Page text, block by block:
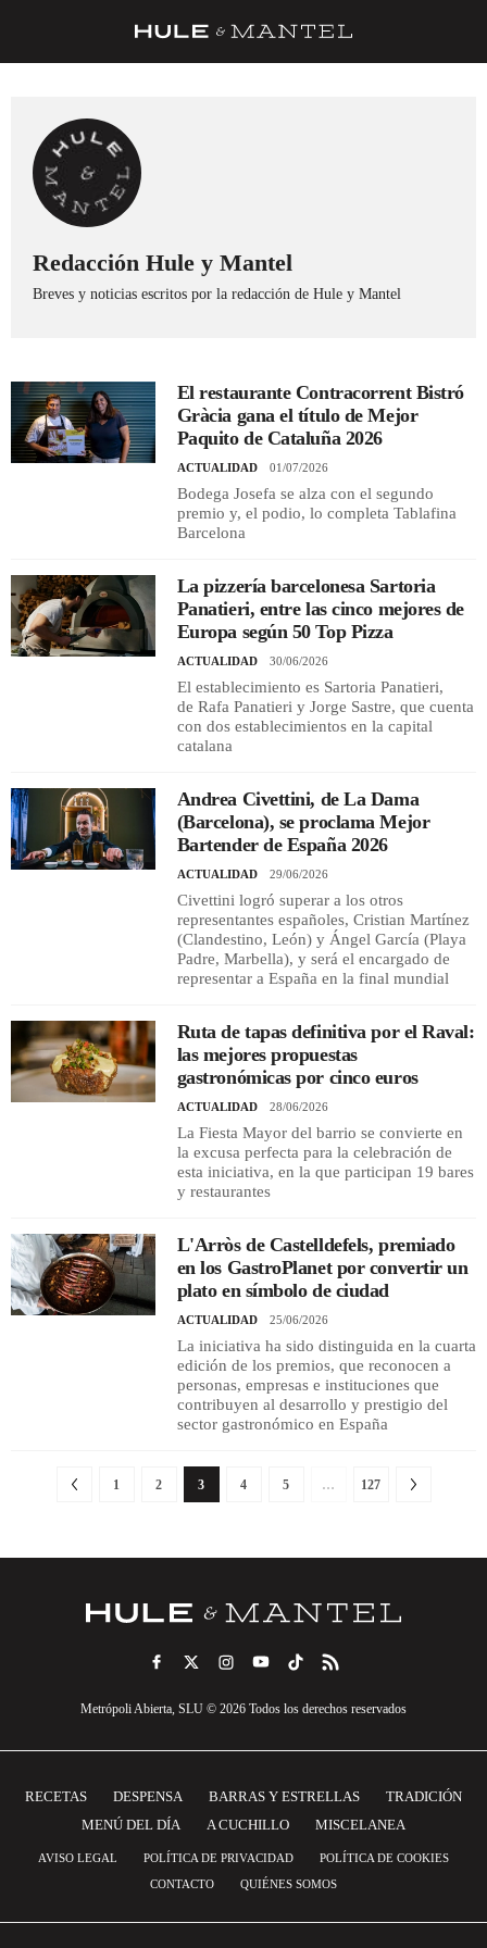
TRUCOS
DESPENSA
BARRAS Y ESTRELLAS
DÓNDE COMER
ÍDOLOS DE MESAS
TRADICIÓN
MENÚ DEL DÍA
A CUCHILLO
INICIAR SESIÓN
Redacción Hule y Mantel
Breves y noticias escritos por la redacción de Hule y Mantel
El restaurante Contracorrent Bistró
Gràcia gana el título de Mejor
Paquito de Cataluña 2026
ACTUALIDAD 01/07/2026
Bodega Josefa se alza con el segundo
premio y, el podio, lo completa Tablafina
Barcelona
La pizzería barcelonesa Sartoria
Panatieri, entre las cinco mejores de
Europa según 50 Top Pizza
ACTUALIDAD 30/06/2026
El establecimiento es Sartoria Panatieri,
de Rafa Panatieri y Jorge Sastre, que cuenta
con dos establecimientos en la capital
catalana
Andrea Civettini, de La Dama
(Barcelona), se proclama Mejor
Bartender de España 2026
ACTUALIDAD 29/06/2026
Civettini logró superar a los otros
representantes españoles, Cristian Martínez
(Clandestino, León) y Ángel García (Playa
Padre, Marbella), y será el encargado de
representar a España en la final mundial
Ruta de tapas definitiva por el Raval:
las mejores propuestas
gastronómicas por cinco euros
ACTUALIDAD 28/06/2026
La Fiesta Mayor del barrio se convierte en
la excusa perfecta para la celebración de
esta iniciativa, en la que participan 19 bares
y restaurantes
L'Arròs de Castelldefels, premiado
en los GastroPlanet por convertir un
plato en símbolo de ciudad
ACTUALIDAD 25/06/2026
La iniciativa ha sido distinguida en la cuarta
edición de los premios, que reconocen a
personas, empresas e instituciones que
contribuyen al desarrollo y prestigio del
sector gastronómico en España
1 2 3 4 5 … 127
Metrópoli Abierta, SLU © 2026 Todos los derechos reservados
RECETAS DESPENSA BARRAS Y ESTRELLAS
TRADICIÓN
MENÚ DEL DÍA
A CUCHILLO MISCELANEA
AVISO LEGAL POLÍTICA DE PRIVACIDAD
POLÍTICA DE COOKIES
CONTACTO
QUIÉNES SOMOS